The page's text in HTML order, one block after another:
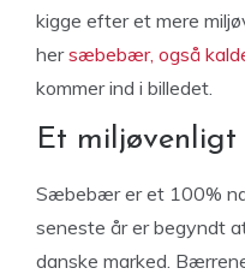
kigge efter et mere
hersæbebær, også
kommer ind i billedet.
Et miljøvenligt
Sæbebær er et 100%
seneste år er begyndt
danske marked.